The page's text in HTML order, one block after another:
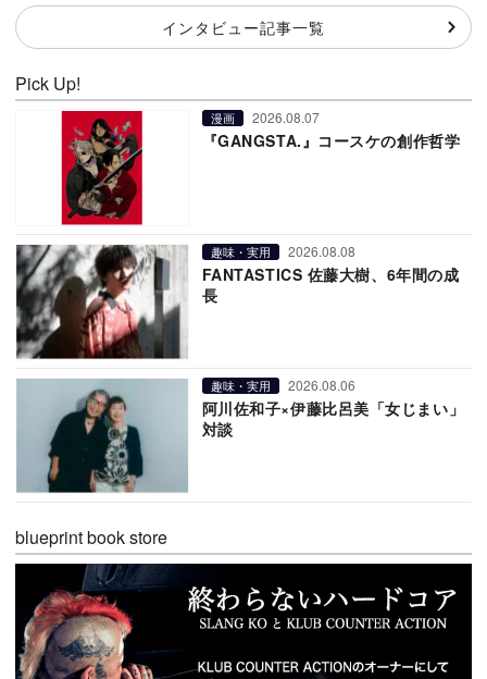
インタビュー記事一覧
Pick Up!
漫画 2026.08.07
『GANGSTA.』コースケの創作哲学
趣味・実用 2026.08.08
FANTASTICS 佐藤大樹、6年間の成
長
趣味・実用 2026.08.06
阿川佐和子×伊藤比呂美「女じまい」
対談
blueprint book store